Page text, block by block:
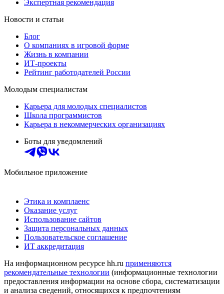
Экспертная рекомендация
Новости и статьи
Блог
О компаниях в игровой форме
Жизнь в компании
ИТ-проекты
Рейтинг работодателей России
Молодым специалистам
Карьера для молодых специалистов
Школа программистов
Карьера в некоммерческих организациях
Боты для уведомлений
Мобильное приложение
Этика и комплаенс
Оказание услуг
Использование сайтов
Защита персональных данных
Пользовательское соглашение
ИТ аккредитация
На информационном ресурсе hh.ru применяются
рекомендательные технологии (информационные технологии
предоставления информации на основе сбора, систематизации
и анализа сведений, относящихся к предпочтениям